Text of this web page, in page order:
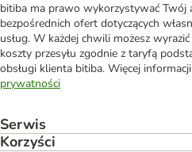
bitiba ma prawo wykorzystywać Twój
bezpośrednich ofert dotyczących
usług. W każdej chwili możesz
koszty przesyłu zgodnie z taryfą
obsługi klienta bitiba. Więcej
prywatności
Serwis
Korzyści